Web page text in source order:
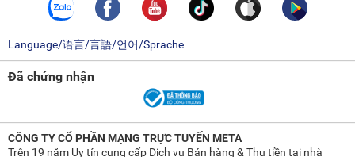
Language/语言/言語/언어/Sprache
Đã chứng nhận
CÔNG TY CỔ PHẦN MẠNG TRỰC TUYẾN META
Trên 19 năm Uy tín cung cấp Dịch vụ Bán hàng & Thu tiền tại nhà